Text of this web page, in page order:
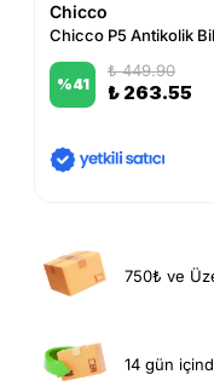
Chicco
%41
₺ 449.90
₺ 263.55
750₺ ve
14 gün